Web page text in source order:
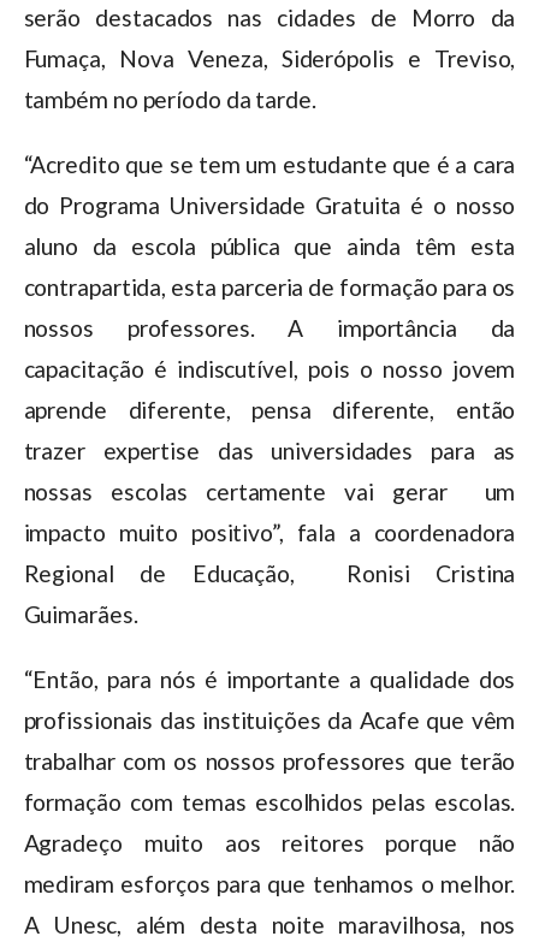
serão destacados nas cidades de Morro da
Fumaça, Nova Veneza, Siderópolis e Treviso,
também no período da tarde.
“Acredito que se tem um estudante que é a cara
do Programa Universidade Gratuita é o nosso
aluno da escola pública que ainda têm esta
contrapartida, esta parceria de formação para os
nossos professores. A importância da
capacitação é indiscutível, pois o nosso jovem
aprende diferente, pensa diferente, então
trazer expertise das universidades para as
nossas escolas certamente vai gerar um
impacto muito positivo”, fala a coordenadora
Regional de Educação, Ronisi Cristina
Guimarães.
“Então, para nós é importante a qualidade dos
profissionais das instituições da Acafe que vêm
trabalhar com os nossos professores que terão
formação com temas escolhidos pelas escolas.
Agradeço muito aos reitores porque não
mediram esforços para que tenhamos o melhor.
A Unesc, além desta noite maravilhosa, nos